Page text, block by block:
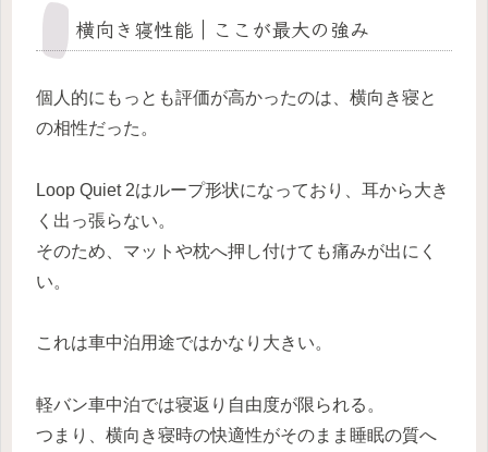
横向き寝性能｜ここが最大の強み
個人的にもっとも評価が高かったのは、横向き寝と
の相性だった。
Loop Quiet 2はループ形状になっており、耳から大き
く出っ張らない。
そのため、マットや枕へ押し付けても痛みが出にく
い。
これは車中泊用途ではかなり大きい。
軽バン車中泊では寝返り自由度が限られる。
つまり、横向き寝時の快適性がそのまま睡眠の質へ